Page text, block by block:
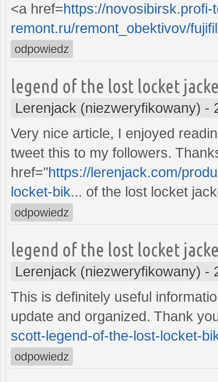
<a href=https://novosibirsk.profi-
remont.ru/remont_obektivov/
odpowiedz
legend of the lost locket
Lerenjack (niezweryfikowany) -
Very nice article, I enjoyed
tweet this to my followers.
href="https://lerenjack.com/
locket-bik... of the lost locket
odpowiedz
legend of the lost locket
Lerenjack (niezweryfikowany) -
This is definitely useful
update and organized. Thank
scott-legend-of-the-lost-locket-
odpowiedz